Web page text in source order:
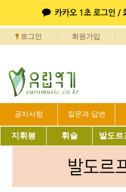
로그인 회원가입
공지사항 질문과 답변
지휘봉 휘슬 발도르